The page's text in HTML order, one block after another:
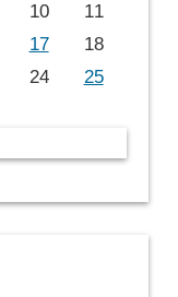
10
11
17
18
24
25